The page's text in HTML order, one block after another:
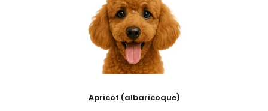
Apricot (albaricoque)